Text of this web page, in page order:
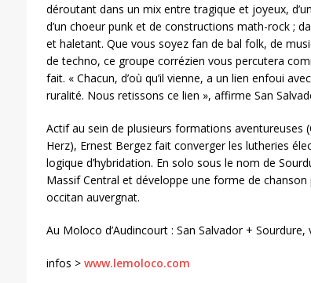
déroutant dans un mix entre tragique et joyeux,
d’un choeur punk et de constructions math-rock ;
et haletant. Que vous soyez fan de bal folk, de
de techno, ce groupe corrézien vous percutera
fait. « Chacun, d’où qu’il vienne, a un lien enfoui
ruralité. Nous retissons ce lien », affirme San
Actif au sein de plusieurs formations aventureuses
Herz), Ernest Bergez fait converger les lutheries
logique d’hybridation. En solo sous le nom de
Massif Central et développe une forme de
occitan auvergnat.
Au Moloco d’Audincourt : San Salvador +
infos > www.lemoloco.com